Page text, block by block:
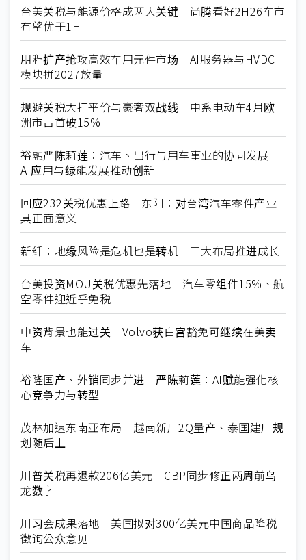
台美关税与能源价格成两大关键 尚腾看好2H26车市
有望优于1H
朋程扩产抢攻高效车用元件市场 AI服务器与HVDC
模块拼2027放量
规避关税大打平价与豪奢双战线 中系电动车4月欧
洲市占首破15%
裕融严陈莉莲：汽车、出行与用车事业的协同发展
AI应用与绿能发展推动创新
回应232关税优惠上路 东阳：对台湾汽车零件产业
具正面意义
新纤：地缘风险是危机也是转机 三大布局推进成长
台美投资MOU关税优惠先落地 汽车零组件15%、航
空零件迎近乎免税
中资背景也能过关 Volvo获白宫豁免可继续在美卖
车
裕隆国产、外销同步并进 严陈莉莲：AI赋能强化核
心竞争力与转型
茂林加速东南亚布局 越南新厂2Q量产、泰国建厂规
划随后上
川普关税再退款206亿美元 CBP同步修正两周前乌
龙数字
川习会成果落地 美国拟对300亿美元中国商品降税
徵询公众意见